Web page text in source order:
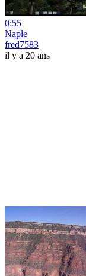
0:55
Naple
fred7583
il y a 20 ans